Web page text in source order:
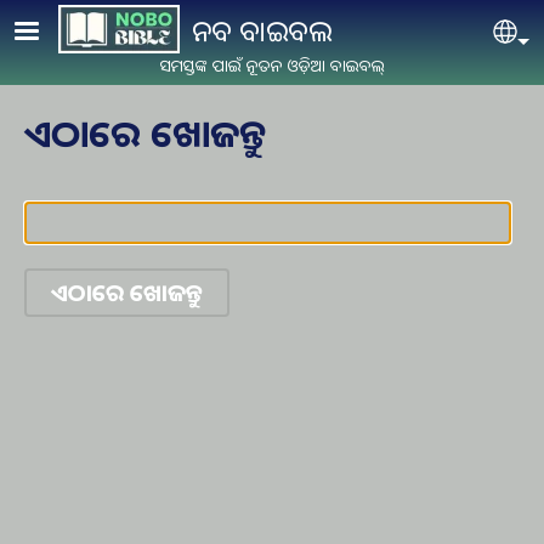
Skip to main contentନବ ବାଇବଲ
ସମସ୍ତଙ୍କ ପାଇଁ ନୂତନ ଓଡ଼ିଆ ବାଇବଲ୍
ଏଠାରେ ଖୋଜନ୍ତୁ